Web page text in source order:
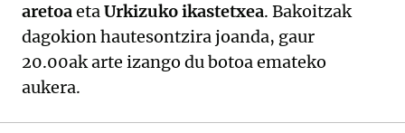
aretoaetaUrkizuko ikastetxea. Bakoitzak
dagokion hautesontzira joanda, gaur
20.00ak arte izango du botoa emateko
aukera.